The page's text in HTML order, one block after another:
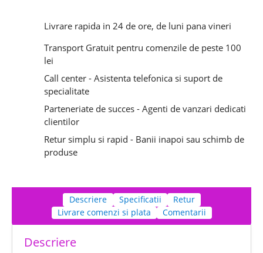
Livrare rapida in 24 de ore, de luni pana vineri
Transport Gratuit pentru comenzile de peste 100
lei
Call center - Asistenta telefonica si suport de
specialitate
Parteneriate de succes - Agenti de vanzari dedicati
clientilor
Retur simplu si rapid - Banii inapoi sau schimb de
produse
Descriere Specificatii
Retur
Livrare comenzi si plata
Comentarii
Descriere